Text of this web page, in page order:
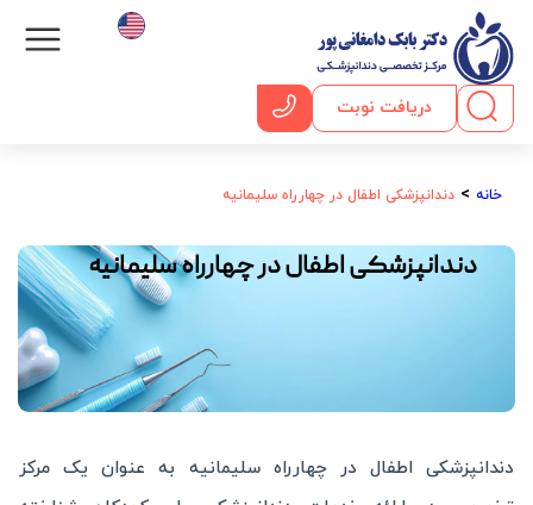
دریافت نوبت
خانه > دندانپزشکی اطفال در چهارراه سلیمانیه
دندانپزشکی اطفال در چهارراه سلیمانیه
دندانپزشکی اطفال در چهارراه سلیمانیه به عنوان یک مرکز